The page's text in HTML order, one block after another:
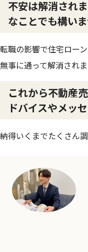
不安は解消され
なことでも構い
転職の影響で住宅ロー
無事に通って解消されま
これから不動産
ドバイスやメッ
納得いくまでたくさん